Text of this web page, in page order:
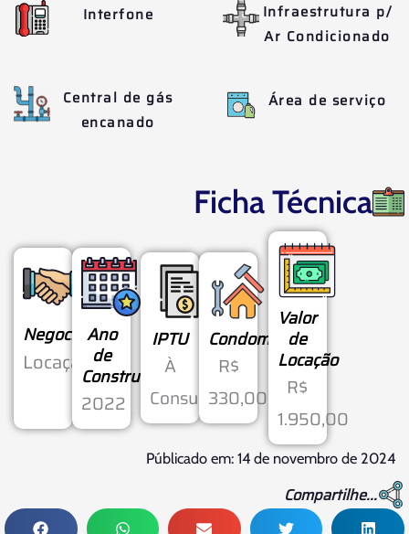
Interfone
Infraestrutura p/
Ar Condicionado
Central de gás
encanado
Área de serviço
Ficha Técnica
Negociação
Locação
Ano
de
Construção
2022
IPTU
À
Consultar
Condomínio
R$
330,00
Valor
de
Locação
R$
1.950,00
Públicado em: 14 de novembro de 2024
Compartilhe...